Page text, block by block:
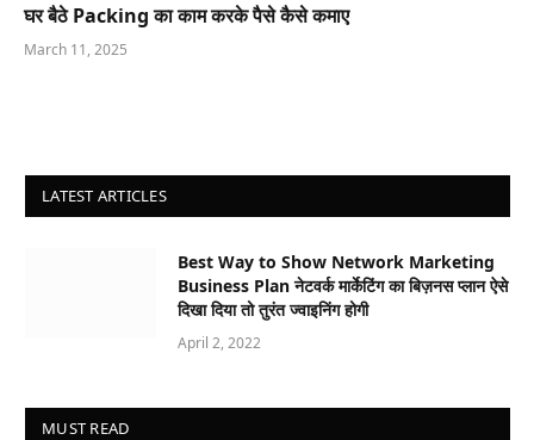
घर बैठे Packing का काम करके पैसे कैसे कमाए
March 11, 2025
LATEST ARTICLES
Best Way to Show Network Marketing
Business Plan नेटवर्क मार्केटिंग का बिज़नस प्लान ऐसे
दिखा दिया तो तुरंत ज्वाइनिंग होगी
April 2, 2022
MUST READ